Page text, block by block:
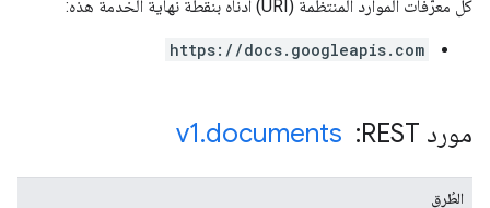
كل معرّفات الموارد المنتظمة (URI) أدناه بنقطة نهاية الخدمة هذه:
https://docs.googleapis.com
مورد REST: ‏ v1.documents
الطُرق